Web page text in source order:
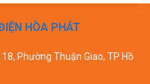
HÒA PHÁT
Phường Thuận Giao, TP Hồ